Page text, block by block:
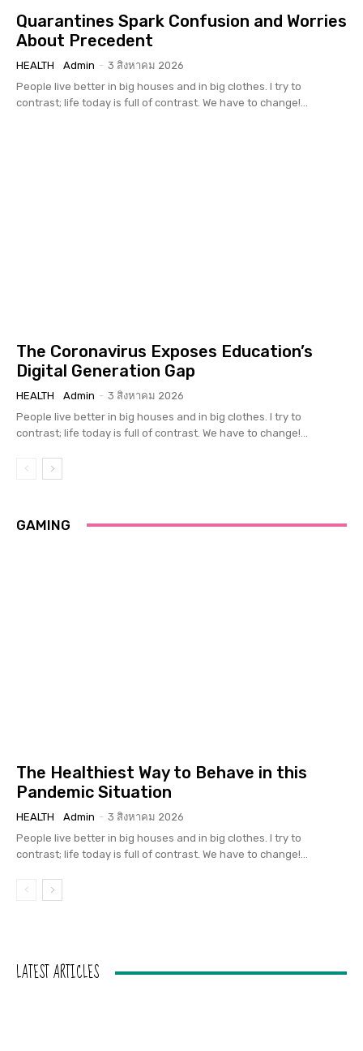
Quarantines Spark Confusion and Worries
About Precedent
HEALTH Admin - 3 สิงหาคม 2026
People live better in big houses and in big clothes. I try to
contrast; life today is full of contrast. We have to change!...
The Coronavirus Exposes Education’s
Digital Generation Gap
HEALTH Admin - 3 สิงหาคม 2026
People live better in big houses and in big clothes. I try to
contrast; life today is full of contrast. We have to change!...
GAMING
The Healthiest Way to Behave in this
Pandemic Situation
HEALTH Admin - 3 สิงหาคม 2026
People live better in big houses and in big clothes. I try to
contrast; life today is full of contrast. We have to change!...
LATEST ARTICLES